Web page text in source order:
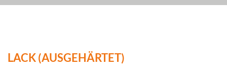
LACK (AUSGEHÄRTET)